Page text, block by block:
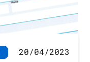
20/04/2023